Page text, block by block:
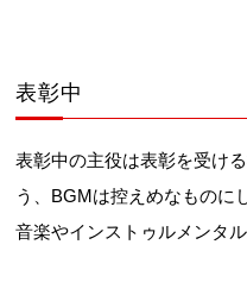
表彰中
表彰中の主役は表彰を受け
う、BGMは控えめなものに
音楽やインストゥルメンタ